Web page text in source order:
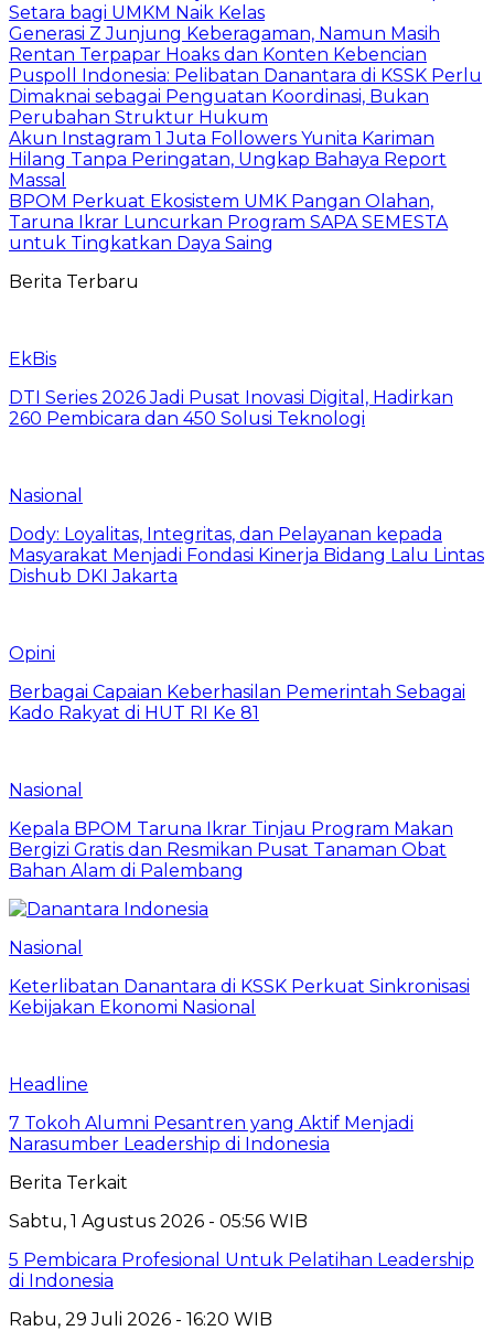
Setara bagi UMKM Naik Kelas
Generasi Z Junjung Keberagaman, Namun Masih
Rentan Terpapar Hoaks dan Konten Kebencian
Puspoll Indonesia: Pelibatan Danantara di KSSK Perlu
Dimaknai sebagai Penguatan Koordinasi, Bukan
Perubahan Struktur Hukum
Akun Instagram 1 Juta Followers Yunita Kariman
Hilang Tanpa Peringatan, Ungkap Bahaya Report
Massal
BPOM Perkuat Ekosistem UMK Pangan Olahan,
Taruna Ikrar Luncurkan Program SAPA SEMESTA
untuk Tingkatkan Daya Saing
Berita Terbaru
EkBis
DTI Series 2026 Jadi Pusat Inovasi Digital, Hadirkan
260 Pembicara dan 450 Solusi Teknologi
Nasional
Dody: Loyalitas, Integritas, dan Pelayanan kepada
Masyarakat Menjadi Fondasi Kinerja Bidang Lalu Lintas
Dishub DKI Jakarta
Opini
Berbagai Capaian Keberhasilan Pemerintah Sebagai
Kado Rakyat di HUT RI Ke 81
Nasional
Kepala BPOM Taruna Ikrar Tinjau Program Makan
Bergizi Gratis dan Resmikan Pusat Tanaman Obat
Bahan Alam di Palembang
Nasional
Keterlibatan Danantara di KSSK Perkuat Sinkronisasi
Kebijakan Ekonomi Nasional
Headline
7 Tokoh Alumni Pesantren yang Aktif Menjadi
Narasumber Leadership di Indonesia
Berita Terkait
Sabtu, 1 Agustus 2026 - 05:56 WIB
5 Pembicara Profesional Untuk Pelatihan Leadership
di Indonesia
Rabu, 29 Juli 2026 - 16:20 WIB